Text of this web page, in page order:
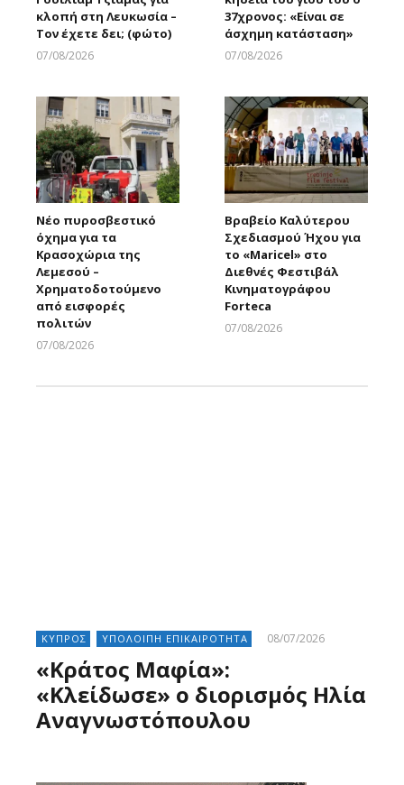
κλοπή στη Λευκωσία –
Τον έχετε δει; (φώτο)
07/08/2026
37χρονος: «Είναι σε
άσχημη κατάσταση»
07/08/2026
Νέο πυροσβεστικό
όχημα για τα
Κρασοχώρια της
Λεμεσού –
Χρηματοδοτούμενο
από εισφορές
πολιτών
07/08/2026
Βραβείο Καλύτερου
Σχεδιασμού Ήχου για
το «Maricel» στο
Διεθνές Φεστιβάλ
Κινηματογράφου
Forteca
07/08/2026
ΚΥΠΡΟΣ ΥΠΟΛΟΙΠΗ ΕΠΙΚΑΙΡΟΤΗΤΑ 08/07/2026
«Κράτος Μαφία»:
«Κλείδωσε» ο διορισμός Ηλία
Αναγνωστόπουλου